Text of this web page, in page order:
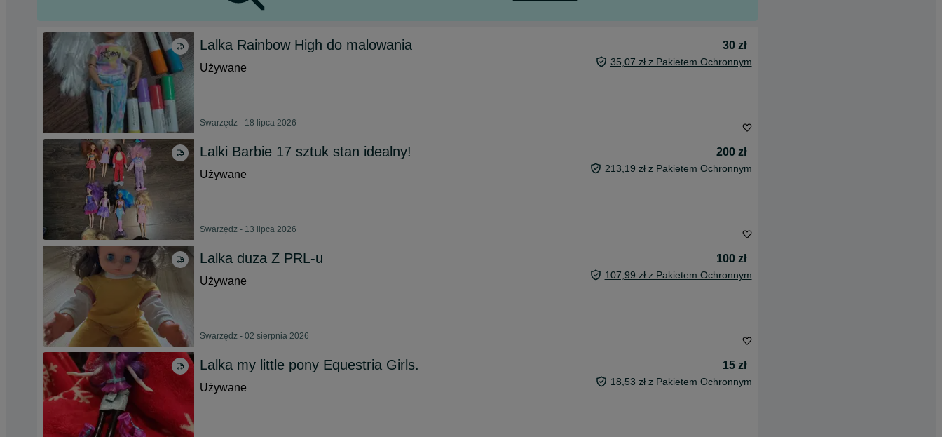
Lalka Rainbow High do malowania
30 zł
Używane
35,07 zł z Pakietem Ochronnym
Swarzędz - 18 lipca 2026
Lalki Barbie 17 sztuk stan idealny!
200 zł
Używane
213,19 zł z Pakietem Ochronnym
Swarzędz - 13 lipca 2026
Lalka duza Z PRL-u
100 zł
Używane
107,99 zł z Pakietem Ochronnym
Swarzędz - 02 sierpnia 2026
Lalka my little pony Equestria Girls.
15 zł
Używane
18,53 zł z Pakietem Ochronnym